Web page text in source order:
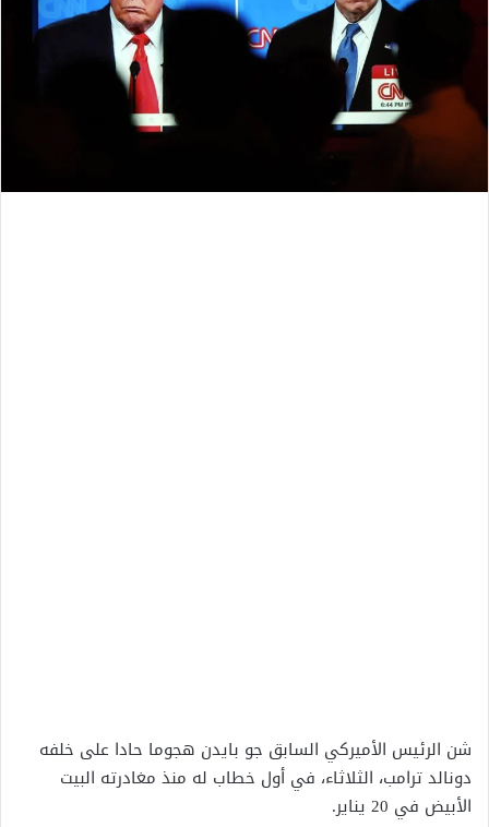
شن الرئيس الأميركي السابق جو بايدن هجوما حادا على خلفه
دونالد ترامب، الثلاثاء، في أول خطاب له منذ مغادرته البيت
الأبيض في 20 يناير.